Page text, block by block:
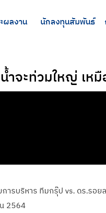
ผลงาน นักลงทุนสัมพันธ์
จะท่วมใหญ่ เห
บริหาร ทีมกรุ๊ป vs. ดร.รอย
2564